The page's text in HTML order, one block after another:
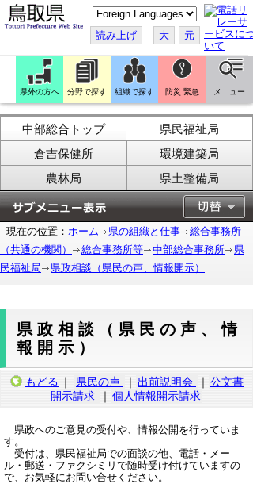
こ
の
ペ
ー
ジ
翻
訳
す
る
読み上げ 大 元
県外の方へ 分野で探す 組織で探す 防災 緊急 メニュー
中部総合トップ
県民福祉局
倉吉保健所
環境建築局
農林局
県土整備局
現在の位置： ホーム 県の組織と仕事
総合事務所
（共通の機関）
総合事務所等 中部総合事務所
県
民福祉局
県政相談（県民の声、情報開示）
県政相談（県民の声、情
報開示）
もどる ｜ 県民の声 ｜ 出前説明会 ｜ 公文書
開示請求
｜ 個人情報開示請求
県政へのご意見の受付や、情報公開を行っていま
す。
受付は、県民福祉局での面談の他、電話・メー
ル・郵送・ファクシミリで随時受け付けていますの
で、お気軽にお問い合せください。